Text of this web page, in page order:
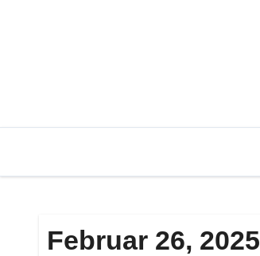
Februar 26, 2025